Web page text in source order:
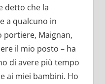
detto che la
a qualcuno in
portiere, Maignan,
il mio posto – ha
di avere più tempo
ai miei bambini. Ho